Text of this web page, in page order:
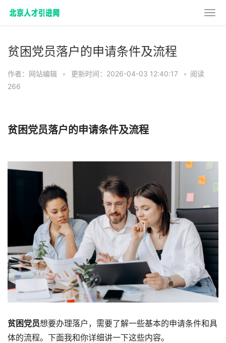
贫困党员落户的申请条件及流程
作者：网站编辑 • 更新时间：2026-04-03 12:40:17 • 阅读
266
贫困党员落户的申请条件及流程
贫困党员想要办理落户，需要了解一些基本的申请条件和具
体的流程。下面我和你详细讲一下这些内容。